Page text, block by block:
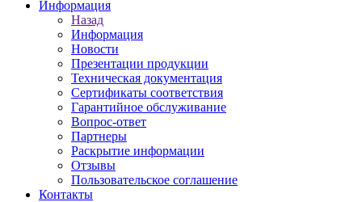
Информация
Назад
Информация
Новости
Презентации продукции
Техническая документация
Сертификаты соответствия
Гарантийное обслуживание
Вопрос-ответ
Партнеры
Раскрытие информации
Отзывы
Пользовательское соглашение
Контакты